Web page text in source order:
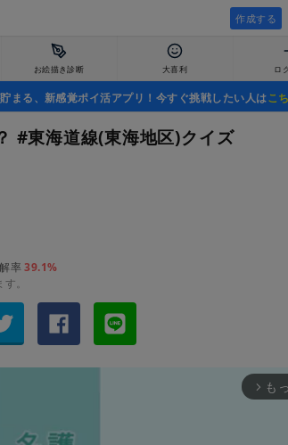
作成する
お絵描き診断 大喜利 ロ
まる、新感覚ポイ活アプリ！今すぐ挑戦したい人はこ
#東海道線(東海地区)クイズ
率39.1%
。
arrow_forward_ios も